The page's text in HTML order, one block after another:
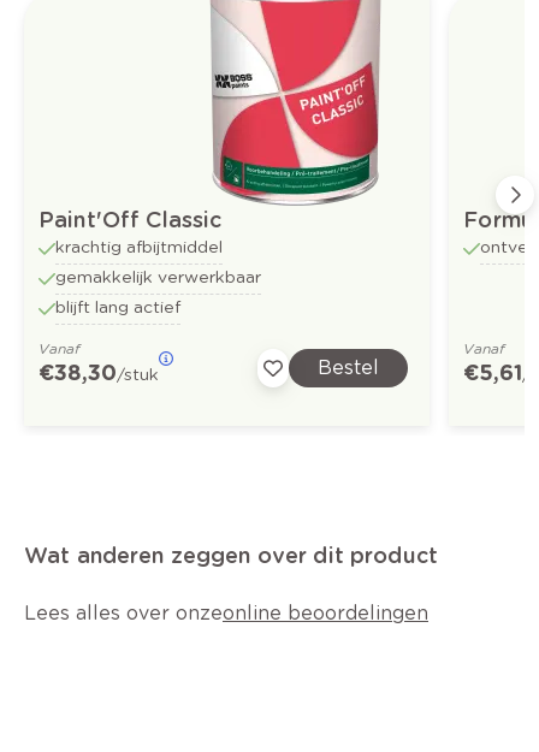
Paint'Off Classic
krachtig afbijtmiddel
gemakkelijk verwerkbaar
blijft lang actief
Vanaf
€ 38,30/stuk Bestel
Vanaf
€ 5,61/
Wat anderen zeggen over dit product
Lees alles over onzeonline beoordelingen